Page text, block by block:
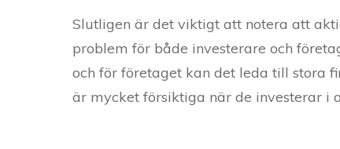
Slutligen är det viktigt att notera att
problem för både investerare och
och för företaget kan det leda till stora
är mycket försiktiga när de investerar i